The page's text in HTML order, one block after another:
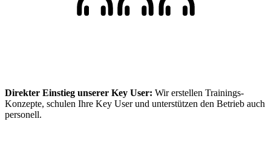
Direkter Einstieg unserer Key User: Wir erstellen Trainings-
Konzepte, schulen Ihre Key User und unterstützen den Betrieb auch
personell.